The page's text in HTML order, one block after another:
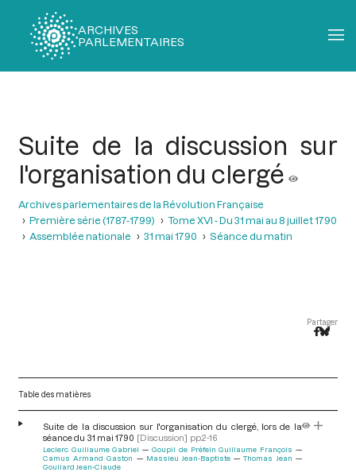
ARCHIVES
PARLEMENTAIRES
Suite de la discussion sur
l'organisation du clergé
Archives parlementaires de la Révolution Française
Première série (1787-1799)
Tome XVI - Du 31 mai au 8 juillet 1790
Assemblée nationale
31 mai 1790 Séance du matin
Partager
Table des matières
Suite de la discussion sur l'organisation du clergé, lors de la
séance du 31 mai 1790 [Discussion] pp.2-16
Leclerc Guillaume Gabriel
Goupil de Préfeln Guillaume François
Camus Armand Gaston
Massieu Jean-Baptiste
Thomas Jean
Goullard Jean-Claude